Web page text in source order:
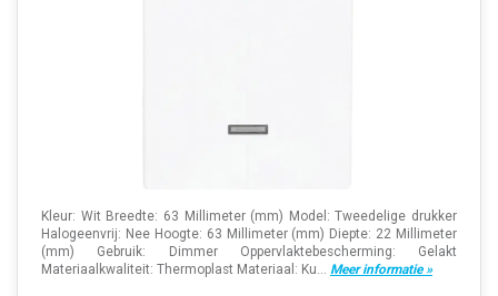
Kleur: Wit Breedte: 63 Millimeter (mm) Model: Tweedelige drukker
Halogeenvrij: Nee Hoogte: 63 Millimeter (mm) Diepte: 22 Millimeter
(mm) Gebruik: Dimmer Oppervlaktebescherming: Gelakt
Materiaalkwaliteit: Thermoplast Materiaal: Ku... Meer informatie »